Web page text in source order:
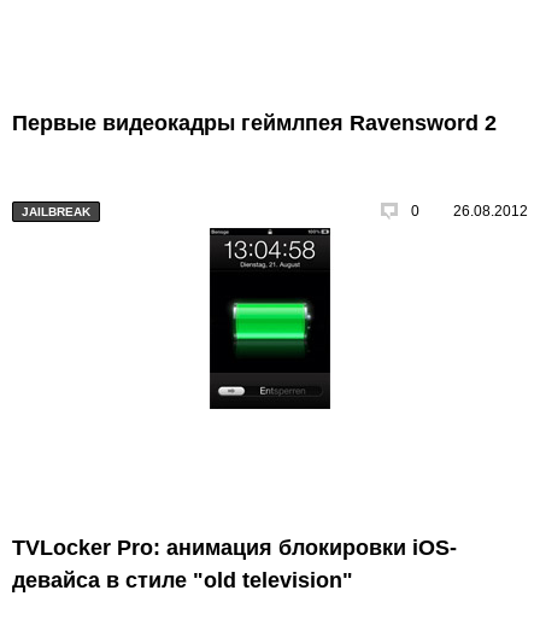
Первые видеокадры геймлпея Ravensword 2
JAILBREAK 0 26.08.2012
TVLocker Pro: анимация блокировки iOS-
девайса в стиле "old television"